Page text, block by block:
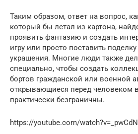
Таким образом, ответ на вопрос,
который бы летал из картона,
проявить фантазию и создать
игру или просто поставить
украшения. Многие люди также
специально, чтобы создать
бортов гражданской или военной
открывающиеся перед человеком
практически безграничны.
https://youtube.com/